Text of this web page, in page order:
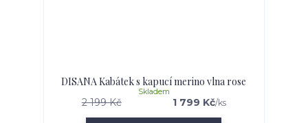
DISANA Kabátek s kapucí merino vlna rose
2 199 Kč 1 799 Kč/ks
Skladem